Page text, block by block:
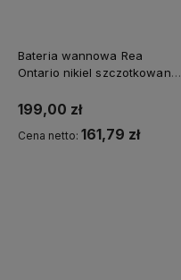
Bateria wannowa Rea
Ontario nikiel szczotkowany -
kodem REA5
199,00 zł
Cena netto: 161,79 zł